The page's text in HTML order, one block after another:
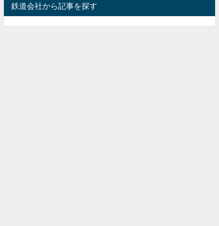
鉄道会社から記事を探す